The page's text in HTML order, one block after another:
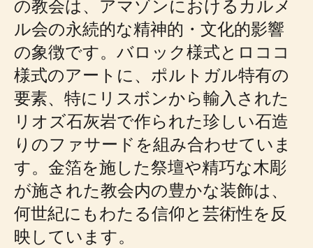
の教会は、アマゾンにおけるカルメ
ル会の永続的な精神的・文化的影響
の象徴です。バロック様式とロココ
様式のアートに、ポルトガル特有の
要素、特にリスボンから輸入された
リオズ石灰岩で作られた珍しい石造
りのファサードを組み合わせていま
す。金箔を施した祭壇や精巧な木彫
が施された教会内の豊かな装飾は、
何世紀にもわたる信仰と芸術性を反
映しています。